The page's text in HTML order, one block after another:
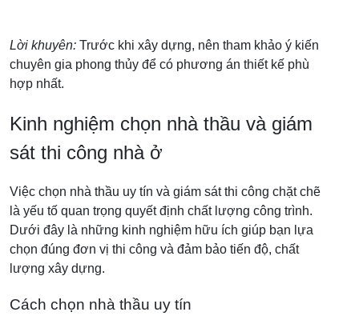
Lời khuyên: Trước khi xây dựng, nên tham khảo ý kiến
chuyên gia phong thủy để có phương án thiết kế phù
hợp nhất.
Kinh nghiệm chọn nhà thầu và giám
sát thi công nhà ở
Việc chọn nhà thầu uy tín và giám sát thi công chặt chẽ
là yếu tố quan trọng quyết định chất lượng công trình.
Dưới đây là những kinh nghiệm hữu ích giúp bạn lựa
chọn đúng đơn vị thi công và đảm bảo tiến độ, chất
lượng xây dựng.
Cách chọn nhà thầu uy tín